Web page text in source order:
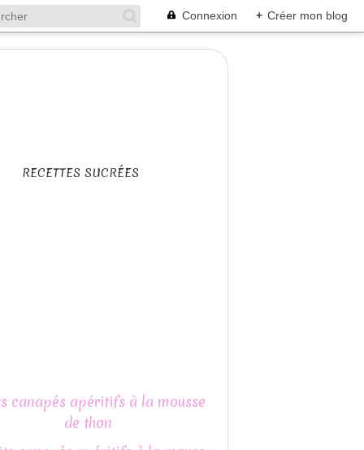
Connexion + Créer mon blog
RECETTES SUCRÉES
canapés apéritifs à la mousse
de thon